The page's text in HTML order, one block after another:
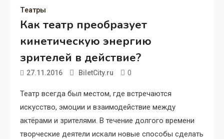
Театры
Как театр преобразует
кинетическую энергию
зрителей в действие?
27.11.2016 BiletCity.ru 0
Театр всегда был местом, где встречаются
искусство, эмоции и взаимодействие между
актёрами и зрителями. В течение долгого времени
творческие деятели искали новые способы сделать